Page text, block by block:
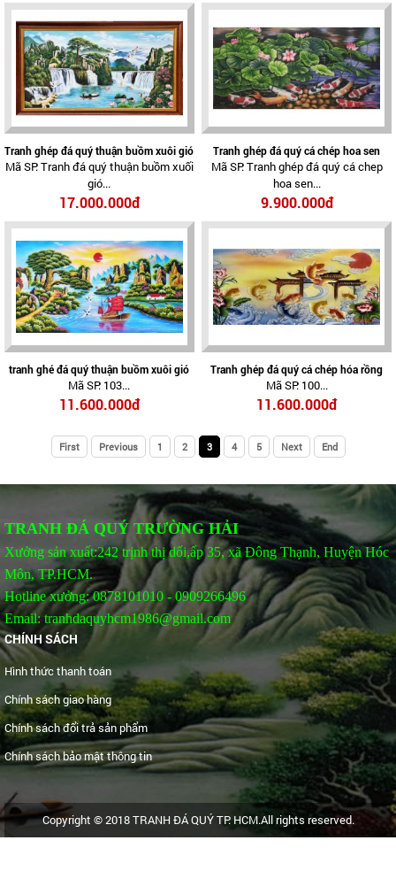
Tranh ghép đá quý thuận buồm xuôi gió
Mã SP: Tranh đá quý thuận buồm xuối
gió...
17.000.000đ
Tranh ghép đá quý cá chép hoa sen
Mã SP: Tranh ghép đá quý cá chep
hoa sen...
9.900.000đ
tranh ghé đá quý thuận buồm xuôi gió
Mã SP: 103...
11.600.000đ
Tranh ghép đá quý cá chép hóa rồng
Mã SP: 100...
11.600.000đ
First Previous 1 2 3 4 5 Next End
TRANH ĐÁ QUÝ TRƯỜNG HẢI
Xưởng sản xuất:242 trịnh thị dối,ấp 35, xã Đông Thạnh, Huyện Hóc
Môn, TP.HCM.
Hotline xưởng: 0878101010 - 0909266496
Email: tranhdaquyhcm1986@gmail.com
CHÍNH SÁCH
Hình thức thanh toán
Chính sách giao hàng
Chính sách đổi trả sản phẩm
Chính sách bảo mật thông tin
Copyright © 2018 TRANH ĐÁ QUÝ TP. HCM.All rights reserved.